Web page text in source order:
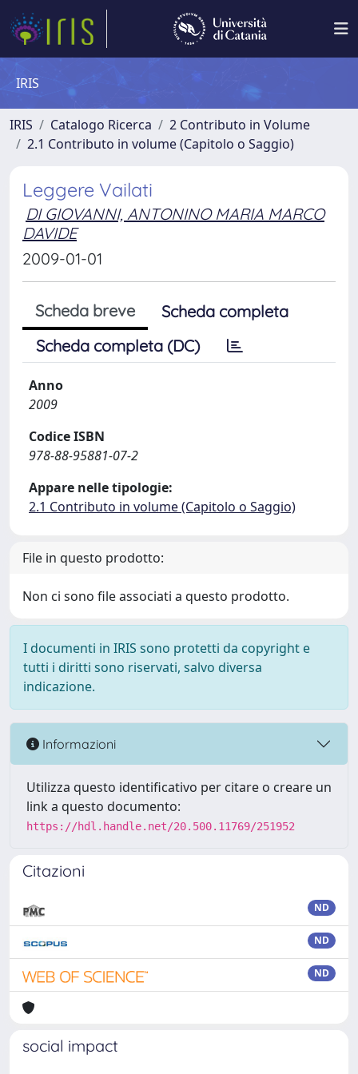
IRIS
IRIS Catalogo Ricerca
2 Contributo in Volume
2.1 Contributo in volume (Capitolo o Saggio)
Leggere Vailati
DI GIOVANNI, ANTONINO MARIA MARCO
DAVIDE
2009-01-01
Scheda breve
Scheda completa
Scheda completa (DC)
Anno
2009
Codice ISBN
978-88-95881-07-2
Appare nelle tipologie:
2.1 Contributo in volume (Capitolo o Saggio)
File in questo prodotto:
Non ci sono file associati a questo prodotto.
I documenti in IRIS sono protetti da copyright e
tutti i diritti sono riservati, salvo diversa
indicazione.
Informazioni
Utilizza questo identificativo per citare o creare un
link a questo documento:
https://hdl.handle.net/20.500.11769/251952
Citazioni
ND
ND
ND
social impact